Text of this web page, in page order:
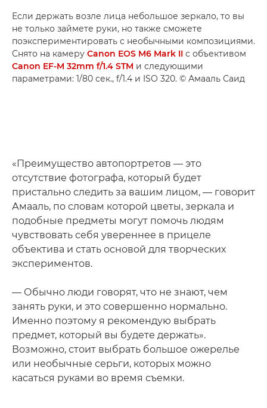
Если держать возле лица небольшое зеркало, то вы
не только займете руки, но также сможете
поэкспериментировать с необычными композициями.
Снято на камеру Canon EOS M6 Mark II с объективом
Canon EF-M 32mm f/1.4 STM и следующими
параметрами: 1/80 сек., f/1.4 и ISO 320. © Амааль Саид
«Преимущество автопортретов — это
отсутствие фотографа, который будет
пристально следить за вашим лицом, — говорит
Амааль, по словам которой цветы, зеркала и
подобные предметы могут помочь людям
чувствовать себя увереннее в прицеле
объектива и стать основой для творческих
экспериментов.
— Обычно люди говорят, что не знают, чем
занять руки, и это совершенно нормально.
Именно поэтому я рекомендую выбрать
предмет, который вы будете держать».
Возможно, стоит выбрать большое ожерелье
или необычные серьги, которых можно
касаться руками во время съемки.